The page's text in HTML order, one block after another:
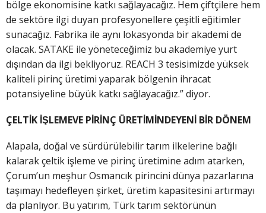
bölge ekonomisine katkı sağlayacağız. Hem çiftçilere hem
de sektöre ilgi duyan profesyonellere çeşitli eğitimler
sunacağız. Fabrika ile aynı lokasyonda bir akademi de
olacak. SATAKE ile yöneteceğimiz bu akademiye yurt
dışından da ilgi bekliyoruz. REACH 3 tesisimizde yüksek
kaliteli pirinç üretimi yaparak bölgenin ihracat
potansiyeline büyük katkı sağlayacağız.” diyor.
ÇELTİK İŞLEMEVE PİRİNÇ ÜRETİMİNDEYENİ BİR DÖNEM
Alapala, doğal ve sürdürülebilir tarım ilkelerine bağlı
kalarak çeltik işleme ve pirinç üretimine adım atarken,
Çorum’un meşhur Osmancık pirincini dünya pazarlarına
taşımayı hedefleyen şirket, üretim kapasitesini artırmayı
da planlıyor. Bu yatırım, Türk tarım sektörünün